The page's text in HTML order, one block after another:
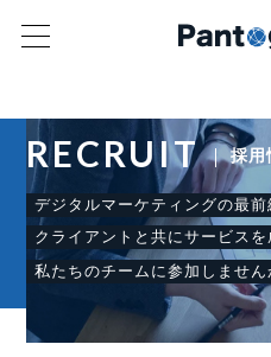
RECRUIT 採用
デジタルマーケティングの最前
クライアントと共にサービスを
私たちのチームに参加しません